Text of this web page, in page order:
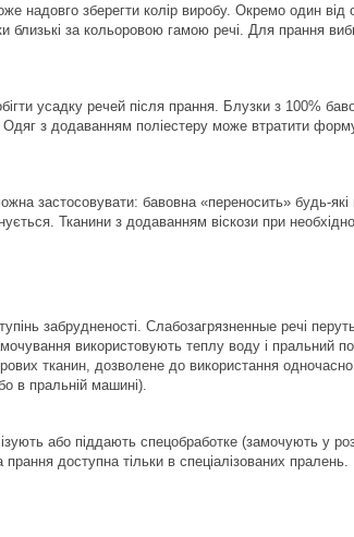
надовго зберегти колір виробу. Окремо один від
близькі за кольоровою гамою речі. Для прання
усадку речей після прання. Блузки з 100%
з додаванням поліестеру може втратити
застосовувати: бавовна «переносить» будь-
Тканини з додаванням віскози при
забрудненості. Слабозагрязненные речі
використовують теплу воду і пральний
тканин, дозволене до використання
в пральній машині).
або піддають спецобработке (замочують у
доступна тільки в спеціалізованих пралень.